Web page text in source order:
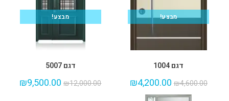
מבצע!
דגם 1004
₪4,600.00
₪4,200.00
מבצע!
דגם 5007
₪12,000.00
₪9,500.00